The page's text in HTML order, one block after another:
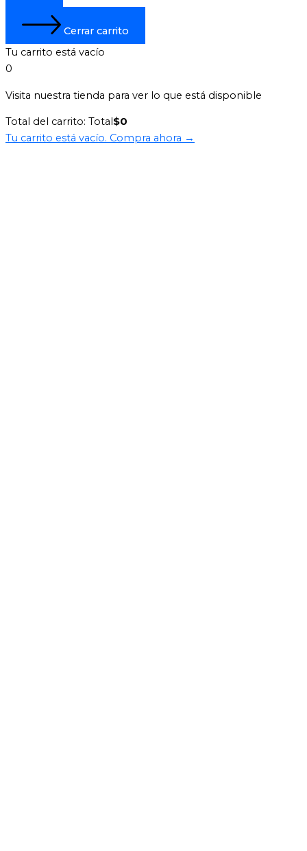
Cerrar carrito
Tu carrito está vacío
0
Visita nuestra tienda para ver lo que está disponible
Total del carrito: Total$0
Tu carrito está vacío. Compra ahora →